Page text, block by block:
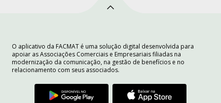
O aplicativo da FACMAT é uma solução digital desenvolvida para
apoiar as Associações Comerciais e Empresariais filiadas na
modernização da comunicação, na gestão de benefícios e no
relacionamento com seus associados.